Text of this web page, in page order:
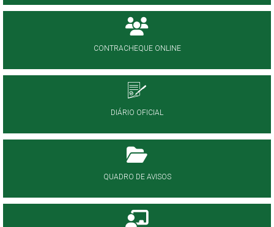
CONTRACHEQUE ONLINE
DIÁRIO OFICIAL
QUADRO DE AVISOS